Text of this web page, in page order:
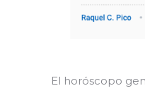
El horóscopo